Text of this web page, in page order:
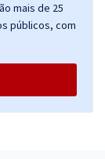
mais de 25
públicos, com